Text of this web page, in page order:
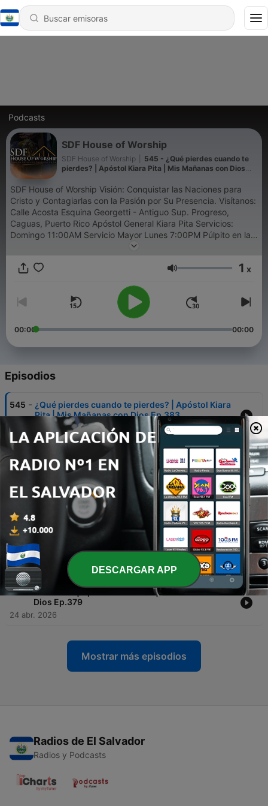
Podcasts
SDF House of Worship
SDF House of Worship
545 - ¿Qué pierdes cuando te
pierdes? | Apóstol Kiara Pita | Mis Mañanas con Dios
SDF House of Worship Visión: Conquistar las Naciones para
Cristo y Contagiarlas con la Pasión por Su Presencia. Visítanos:
Calle Acosta Esquina Georgetti - Antiguo Sup. Progreso,
Caguas, Puerto Rico Apóstol General Kiara Pita Servicios:
Domingo 11:00AM Servicio Mayor Lunes 7:00PM Púlpito en la
Calle | Paseo tablado, Cidra | FB Live Martes 7:00 PM Estudio
7:00 PM Tiempo de Oración - Presencial 7:30 PM Degustando
Presencial (viernes alternos)
Volumen 1 x
00:00 00:00
Episodios
545 - ¿Qué pierdes cuando te pierdes? | Apóstol Kiara
Pita | Mis Mañanas con Dios Ep.383
28 abr. 2026
544
Cantad Con Inteligencia | Apóstol Kiara Pita | Mis
Mañanas con Dios Ep.382
543 - Ese Día | Apóstol Kiara Pita | Mis Mañanas con
Dios Ep.381
26 abr. 2026
542 - Cuando llega ese día | Apóstol Kiara Pita | Mis
Mañanas con Dios Ep.380
26 abr. 2026
541 - El Secreto | Apóstol Kiara Pita | Mis Mañanas con
Dios Ep.379
24 abr. 2026
Mostrar más episodios
Radios de El Salvador
Radios y Podcasts
DESCARGAR APP